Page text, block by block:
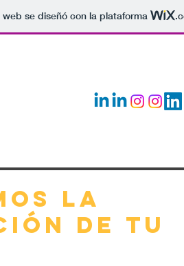
web se diseñó con la plataforma
LA
DE TU